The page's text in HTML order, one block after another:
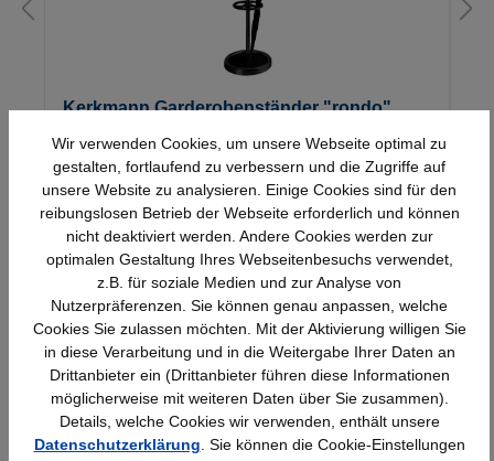
Kerkmann Garderobenständer "rondo",
u.Schirmhalter,1850mm hoch, 11 4 kg
260,61 €*
Schnelle Lieferung
Bundesweit
Topmarken
Faire Preise
Wir verwenden Cookies, um unsere Webseite optimal zu
gestalten, fortlaufend zu verbessern und die Zugriffe auf
unsere Website zu analysieren. Einige Cookies sind für den
reibungslosen Betrieb der Webseite erforderlich und können
nicht deaktiviert werden. Andere Cookies werden zur
optimalen Gestaltung Ihres Webseitenbesuchs verwendet,
z.B. für soziale Medien und zur Analyse von
Nutzerpräferenzen. Sie können genau anpassen, welche
Cookies Sie zulassen möchten. Mit der Aktivierung willigen Sie
in diese Verarbeitung und in die Weitergabe Ihrer Daten an
Drittanbieter ein (Drittanbieter führen diese Informationen
möglicherweise mit weiteren Daten über Sie zusammen).
Details, welche Cookies wir verwenden, enthält unsere
Datenschutzerklärung . Sie können die Cookie-Einstellungen